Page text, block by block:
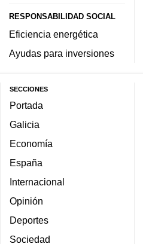
RESPONSABILIDAD SOCIAL
Eficiencia energética
Ayudas para inversiones
SECCIONES
Portada
Galicia
Economía
España
Internacional
Opinión
Deportes
Sociedad